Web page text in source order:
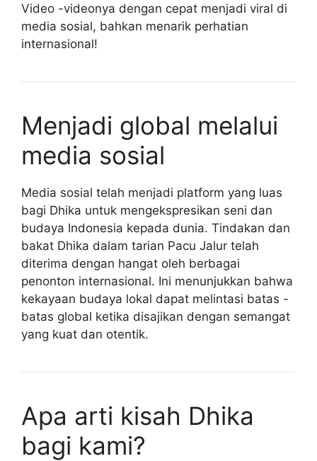
Video -videonya dengan cepat menjadi viral di
media sosial, bahkan menarik perhatian
internasional!
Menjadi global melalui
media sosial
Media sosial telah menjadi platform yang luas
bagi Dhika untuk mengekspresikan seni dan
budaya Indonesia kepada dunia. Tindakan dan
bakat Dhika dalam tarian Pacu Jalur telah
diterima dengan hangat oleh berbagai
penonton internasional. Ini menunjukkan bahwa
kekayaan budaya lokal dapat melintasi batas -
batas global ketika disajikan dengan semangat
yang kuat dan otentik.
Apa arti kisah Dhika
bagi kami?